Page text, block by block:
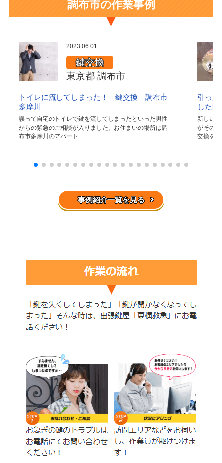
調布市の作業事例
2023.06.01
鍵交換
東京都 調布市
トイレに流してしまった！ 鍵交換 調布市
多摩川
誤って自宅のトイレで鍵を流してしまったといった男性
からの緊急のご相談が入りました。お住まいの場所は調
布市多摩川のアパート…
引っ越
した
新しい
がその
交換を
事例紹介一覧を見る